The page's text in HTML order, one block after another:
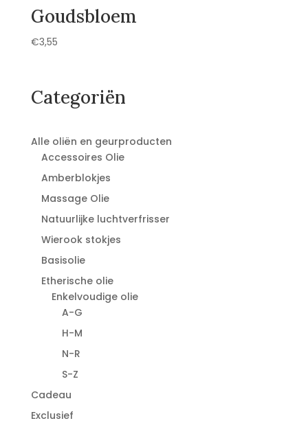
Goudsbloem
€3,55
Categoriën
Alle oliën en geurproducten
Accessoires Olie
Amberblokjes
Massage Olie
Natuurlijke luchtverfrisser
Wierook stokjes
Basisolie
Etherische olie
Enkelvoudige olie
A-G
H-M
N-R
S-Z
Cadeau
Exclusief